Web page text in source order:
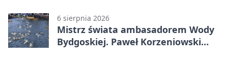
6 sierpnia 2026
Mistrz świata ambasadorem Wody
Bydgoskiej. Paweł Korzeniowski